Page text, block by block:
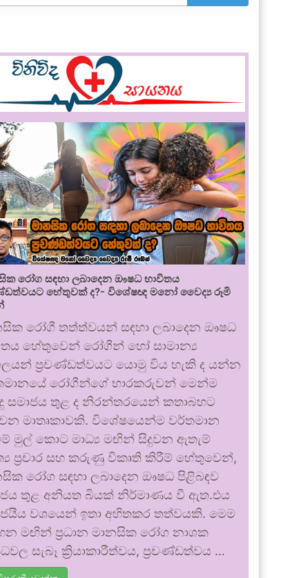
රෝග සඳහා ලබාදෙන ඖෂධ භාවිතය
හේතුවක් ද?- විශේෂඥ මනෝ වෛද්‍ය රූමි
රෝගී තත්ත්වයන් සඳහා ලබාදෙන ඖෂධ
හේතුවෙන් රෝගීන් හෝ සාමාන්‍ය
ප්‍රචණ්ඩත්වයට යොමු විය හැකි ද යන්න
රෝගීන්ගේ භාරකරුවන් මෙන්ම
සමාජය තුළ ද නිරන්තරයෙන් කතාබහට
මාතෘකාවකි. විශේෂයෙන්ම වර්තමාන
මුල් කොට මාධ්‍ය මඟින් සිදුවන ඇතැම්
ප්‍රචාර සහ කරුණු විකෘති කිරීම් හේතුවෙන්,
රෝග සඳහා ලබාදෙන ඖෂධ පිළිබඳව
තුළ අනියත බියක් නිර්මාණය වී ඇත.එය
වශයෙන් ඉතා අහිතකර තත්වයකි. මෙම
මඟින් ප්‍රධාන මානසික රෝග නාශක
සැබෑ ක්‍රියාකාරීත්වය, ප්‍රචණ්ඩත්වය …